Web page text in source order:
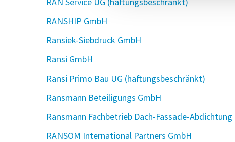
RANSHIP GmbH
Ransiek-Siebdruck GmbH
Ransi GmbH
Ransi Primo Bau UG (haftungsbeschränkt)
Ransmann Beteiligungs GmbH
Ransmann Fachbetrieb Dach-Fassade-Abdichtung
RANSOM International Partners GmbH